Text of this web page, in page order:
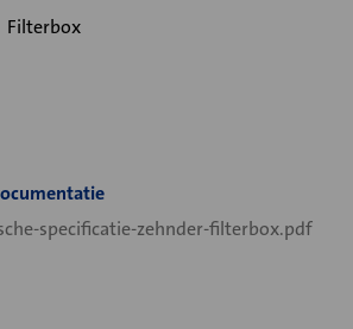
Filterbox
specificatie-zehnder-filterbox.pdf